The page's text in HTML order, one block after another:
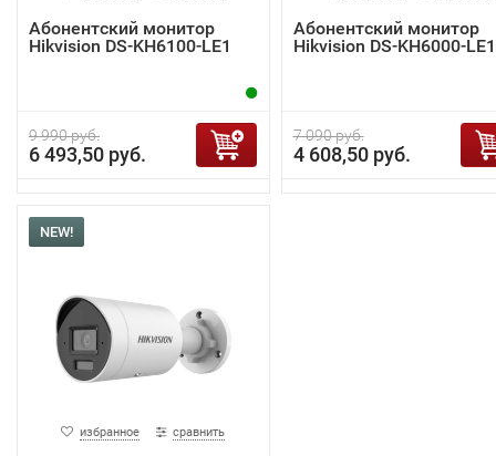
Абонентский монитор
Hikvision DS-KH6100-LE1
9 990 руб.
6 493,50 руб.
Абонентский монитор
Hikvision DS-KH6000-LE1
7 090 руб.
4 608,50 руб.
NEW!
избранное сравнить